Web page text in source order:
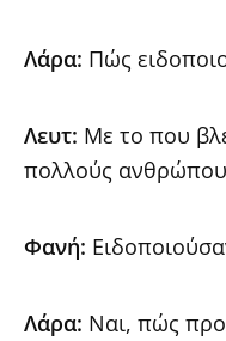
Λάρα: Πώς
Λευτ: Με το που
πολλούς
Φανή:
Λάρα: Ναι, πώς